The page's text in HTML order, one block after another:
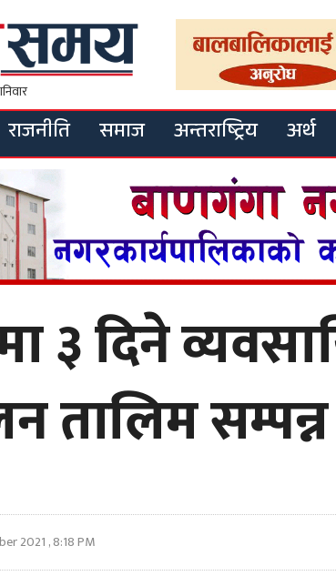
राजनीति समाज अन्तराष्ट्रिय अर्थ
३ दिने
तालिम सम्पन्न
2021 , 8:18 PM